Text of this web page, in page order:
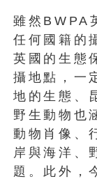
雖然BWPA
任何國籍的
英國的生態
攝地點，一
地的生態、
野生動物也
動物肖像、
岸與海洋、
題。此外，